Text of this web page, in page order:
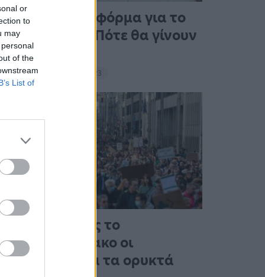
or
to
may
of the
List of
Άνοιξε η πλατφόρμα για το
Market Pass – Πότε θα γίνουν
οι πληρωμές
15:13 - 15 Σεπτεμβρίου 2023
Στους δρόμους το
Σαββατοκύριακο οι
ακτιβιστές για τα ορυκτά